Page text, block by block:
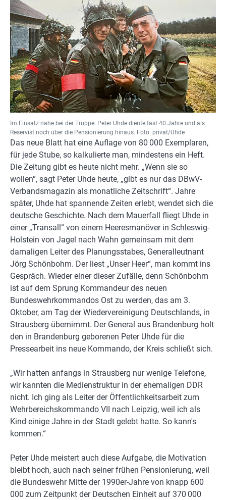
Im Einsatz nahe bei der Truppe: Peter Uhde diente fast 40 Jahre und als
Reservist noch über die Pensionierung hinaus. Foto: privat/Uhde
Das neue Blatt hat eine Auflage von 80 000 Exemplaren,
für jede Stube, so kalkulierte man, mindestens ein Heft.
Die Zeitung gibt es heute nicht mehr. „Wenn sie so
wollen“, sagt Peter Uhde heute, „gibt es nur das DBwV-
Verbandsmagazin als monatliche Zeitschrift“. Jahre
später, Uhde hat spannende Zeiten erlebt, wendet sich die
deutsche Geschichte. Nach dem Mauerfall fliegt Uhde in
einer „Transall“ von einem Heeresmanöver in Schleswig-
Holstein von Jagel nach Wahn gemeinsam mit dem
damaligen Leiter des Planungsstabes, Generalleutnant
Jörg Schönbohm. Der liest „Unser Heer“, man kommt ins
Gespräch. Wieder einer dieser Zufälle, denn Schönbohm
ist auf dem Sprung Kommandeur des neuen
Bundeswehrkommandos Ost zu werden, das am 3.
Oktober, am Tag der Wiedervereinigung Deutschlands, in
Strausberg übernimmt. Der General aus Brandenburg holt
den in Brandenburg geborenen Peter Uhde für die
Pressearbeit ins neue Kommando, der Kreis schließt sich.
„Wir hatten anfangs in Strausberg nur wenige Telefone,
wir kannten die Medienstruktur in der ehemaligen DDR
nicht. Ich ging als Leiter der Öffentlichkeitsarbeit zum
Wehrbereichskommando VII nach Leipzig, weil ich als
Kind einige Jahre in der Stadt gelebt hatte. So kann's
kommen.“
Peter Uhde meistert auch diese Aufgabe, die Motivation
bleibt hoch, auch nach seiner frühen Pensionierung, weil
die Bundeswehr Mitte der 1990er-Jahre von knapp 600
000 zum Zeitpunkt der Deutschen Einheit auf 370 000